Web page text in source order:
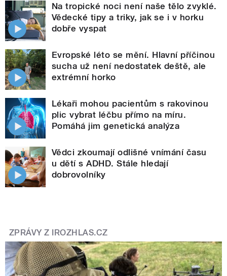
Na tropické noci není naše tělo zvyklé.
Vědecké tipy a triky, jak se i v horku
dobře vyspat
Evropské léto se mění. Hlavní příčinou
sucha už není nedostatek deště, ale
extrémní horko
Lékaři mohou pacientům s rakovinou
plic vybrat léčbu přímo na míru.
Pomáhá jim genetická analýza
Vědci zkoumají odlišné vnímání času
u dětí s ADHD. Stále hledají
dobrovolníky
ZPRÁVY Z IROZHLAS.CZ